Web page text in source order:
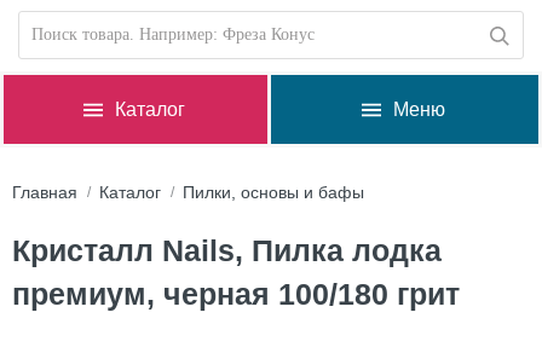
Каталог Меню
Главная Каталог Пилки, основы и бафы
Кристалл Nails, Пилка лодка
премиум, черная 100/180 грит